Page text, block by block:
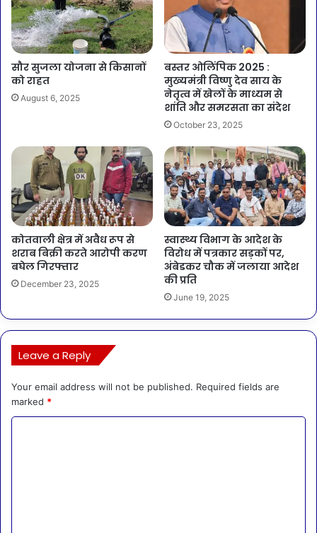
सौर सुजला योजना से किसानों
को राहत
August 6, 2025
बस्तर ओलिंपिक 2025 :
मुख्यमंत्री विष्णु देव साय के
नेतृत्व में खेलों के माध्यम से
शांति और समरसता का संदेश
October 23, 2025
कोतवाली क्षेत्र में अवैध रूप से
शराब बिक्री करते आरोपी करण
बघेल गिरफ्तार
December 23, 2025
स्वास्थ्य विभाग के आदेश के
विरोध में पत्रकार सड़कों पर,
अंबेडकर चौक में जलाया आदेश
की प्रति
June 19, 2025
Leave a Reply
Your email address will not be published. Required fields are
marked *